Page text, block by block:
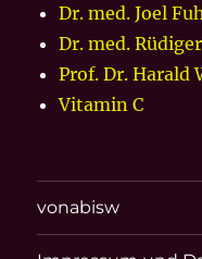
Dr. med. Joel
Dr. med.
Prof. Dr. Harald
Vitamin C
vonabisw